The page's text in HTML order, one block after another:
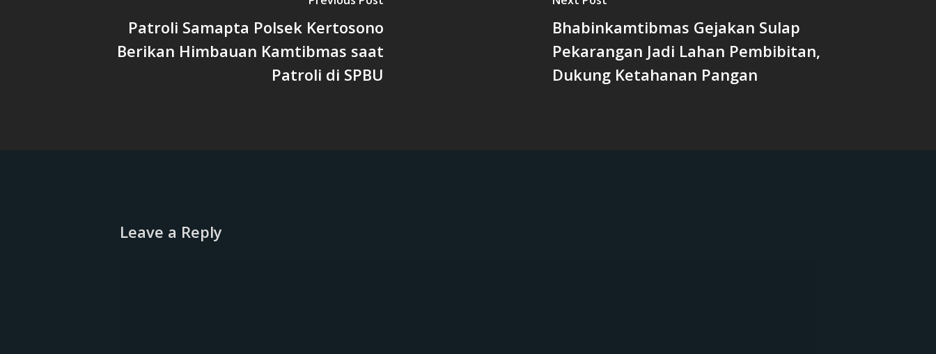
Patroli Samapta Polsek Kertosono
Berikan Himbauan Kamtibmas saat
Patroli di SPBU
Bhabinkamtibmas Gejakan Sulap
Pekarangan Jadi Lahan Pembibitan,
Dukung Ketahanan Pangan
Leave a Reply